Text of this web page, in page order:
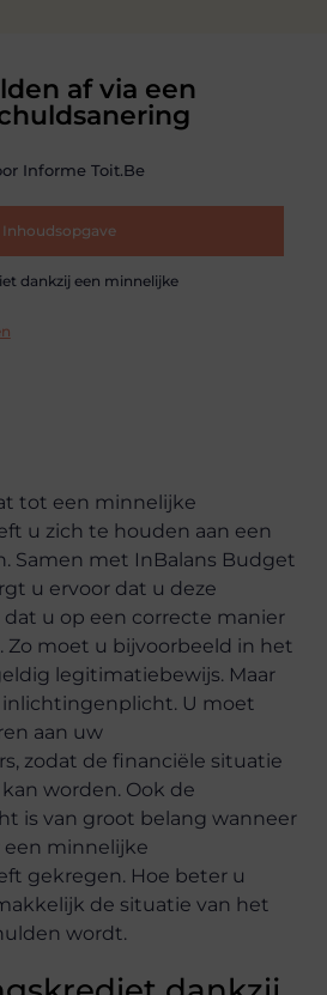
af via een
Informe Toit.be
Inhoudsopgave
dankzij een minnelijke
tot een minnelijke
u zich te houden aan een
Samen met InBalans Budget
u ervoor dat u deze
u op een correcte manier
Zo moet u bijvoorbeeld in het
legitimatiebewijs. Maar
inlichtingenplicht. U moet
aan uw
zodat de financiële situatie
worden. Ook de
is van groot belang wanneer
een minnelijke
gekregen. Hoe beter u
de situatie van het
wordt.